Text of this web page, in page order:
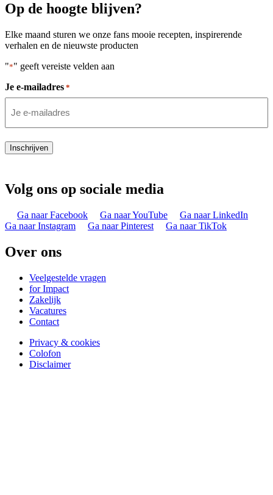
Op de hoogte blijven?
Elke maand sturen we onze fans mooie recepten, inspirerende
verhalen en de nieuwste producten
"*" geeft vereiste velden aan
Je e-mailadres *
Inschrijven
Volg ons op sociale media
Ga naar Facebook Ga naar YouTube
Ga naar LinkedIn
Ga naar Instagram
Ga naar Pinterest Ga naar TikTok
Over ons
Veelgestelde vragen
for Impact
Zakelijk
Vacatures
Contact
Privacy & cookies
Colofon
Disclaimer